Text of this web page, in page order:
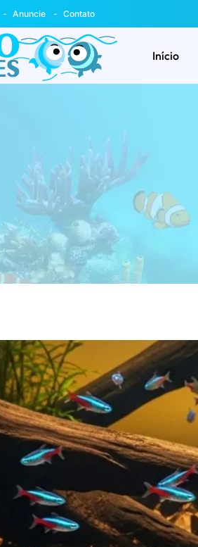
Anuncie Contato
Início